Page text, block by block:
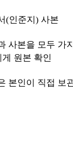
(인준지) 사본
사본을 모두 가
원본 확인
본인이 직접 보